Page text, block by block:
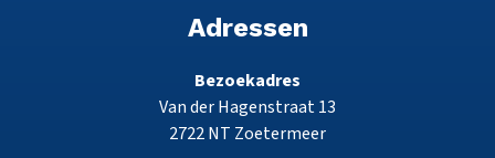
Adressen
Bezoekadres
Van der Hagenstraat 13
2722 NT Zoetermeer